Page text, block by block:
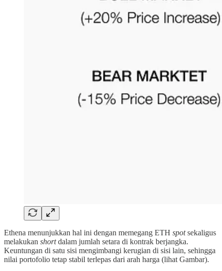
Ethena menunjukkan hal ini dengan memegang ETH spotsekaligus
melakukan shortdalam jumlah setara di kontrak berjangka.
Keuntungan di satu sisi mengimbangi kerugian di sisi lain, sehingga
nilai portofolio tetap stabil terlepas dari arah harga (lihat Gambar).